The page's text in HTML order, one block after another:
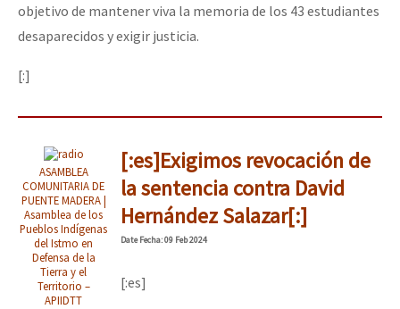
objetivo de mantener viva la memoria de los 43 estudiantes
desaparecidos y exigir justicia.
[:]
ASAMBLEA
COMUNITARIA DE
PUENTE MADERA |
Asamblea de los
Pueblos Indígenas
del Istmo en
Defensa de la
Tierra y el
Territorio –
APIIDTT
[:es]Exigimos revocación de
la sentencia contra David
Hernández Salazar[:]
DateFecha: 09 Feb 2024
[:es]